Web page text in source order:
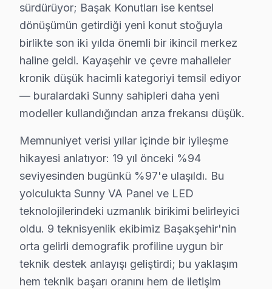
Başakşehir'da Sunny televizyonunuzun tamirini
Sunny TV Arıza giderme Fiyatı – Başakşehir
Başakşehir'de Sunny televizyon tamir maliyetini
Başakşehir arıza türüne göre tamir bedelleri (2025):
• Anakart tamiri/değişimi: ₺500 – ₺1.800
• T-Con kartı değişimi: ₺350 – ₺900
• Panel (ekran) değişimi: ₺1.500 – ₺8.000 (boyut ve
• Yazılım güncelleme ve hata giderme: ₺200 – ₺500
• LED backlight tamiri: ₺500 – ₺2.000
• Güç kartı (power board) tamiri: ₺400 – ₺1.200
• Kapasitör değişimi (anakart): ₺250 – ₺600
• Ses kartı/hoparlör tamiri: ₺300 – ₺700
Başakşehir'de fiyata dahil olanlar:
• Arıza tespiti (teşhis)
sürdürüyor; Başak Konutları ise kentsel
dönüşümün getirdiği yeni konut stoğuyla
birlikte son iki yılda önemli bir ikincil merkez
haline geldi. Kayaşehir ve çevre mahalleler
kronik düşük hacimli kategoriyi temsil ediyor
— buralardaki Sunny sahipleri daha yeni
modeller kullandığından arıza frekansı düşük.
Memnuniyet verisi yıllar içinde bir iyileşme
hikayesi anlatıyor: 19 yıl önceki %94
seviyesinden bugünkü %97'e ulaşıldı. Bu
yolculukta Sunny VA Panel ve LED
teknolojilerindeki uzmanlık birikimi belirleyici
oldu. 9 teknisyenlik ekibimiz Başakşehir'nin
orta gelirli demografik profiline uygun bir
teknik destek anlayışı geliştirdi; bu yaklaşım
hem teknik başarı oranını hem de iletişim